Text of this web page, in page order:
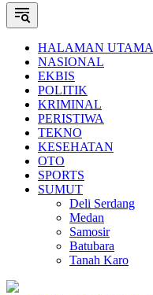
HALAMAN UTAMA
NASIONAL
EKBIS
POLITIK
KRIMINAL
PERISTIWA
TEKNO
KESEHATAN
OTO
SPORTS
SUMUT
Deli Serdang
Medan
Samosir
Batubara
Tanah Karo